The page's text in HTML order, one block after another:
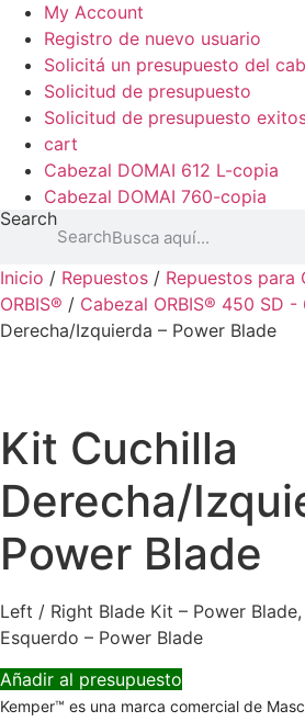
My Account
Registro de nuevo usuario
Solicitá un presupuesto del
Solicitud de presupuesto
Solicitud de presupuesto
cart
Cabezal DOMAI 612 L-copia
Cabezal DOMAI 760-copia
Search
Search
Inicio / Repuestos / Repuestos para
ORBIS® / Cabezal ORBIS® 450 SD -
Derecha/Izquierda – Power Blade
Kit Cuchilla
Derecha/
Power Blade
Left / Right Blade Kit – Power
Esquerdo – Power Blade
Añadir al presupuesto
Kemper™ es una marca comercial de